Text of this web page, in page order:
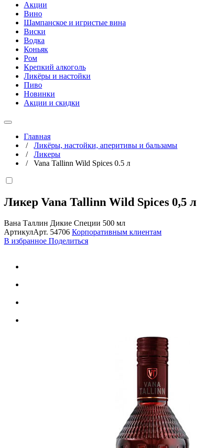
Акции
Вино
Шампанское и игристые вина
Виски
Водка
Коньяк
Ром
Крепкий алкоголь
Ликёры и настойки
Пиво
Новинки
Акции и скидки
Главная
/ Ликёры, настойки, аперитивы и бальзамы
/ Ликеры
/ Vana Tallinn Wild Spices 0.5 л
Ликер Vana Tallinn Wild Spices 0,5 л
Вана Таллин Дикие Специи 500 мл
АртикулАрт. 54706 Корпоративным клиентам
В избранное Поделиться